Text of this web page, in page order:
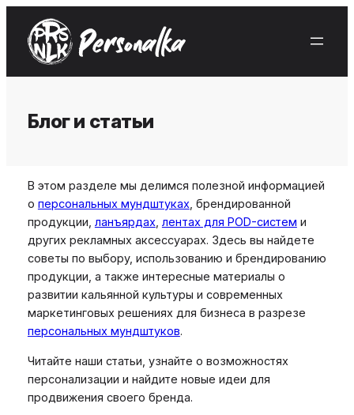
content
Блог и статьи
В этом разделе мы делимся полезной информацией
о персональных мундштуках, брендированной
продукции, ланъярдах, лентах для POD-систем и
других рекламных аксессуарах. Здесь вы найдете
советы по выбору, использованию и брендированию
продукции, а также интересные материалы о
развитии кальянной культуры и современных
маркетинговых решениях для бизнеса в разрезе
персональных мундштуков.
Читайте наши статьи, узнайте о возможностях
персонализации и найдите новые идеи для
продвижения своего бренда.